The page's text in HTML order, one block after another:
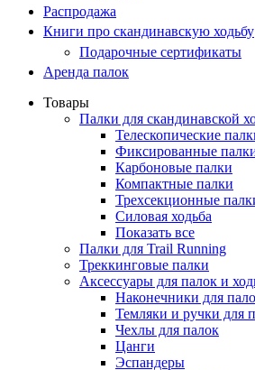
Распродажа
Книги про скандинавскую ходьбу
Подарочные сертификаты
Аренда палок
Товары
Палки для скандинавской
Телескопические
Фиксированные
Карбоновые палки
Компактные палки
Трехсекционные
Силовая ходьба
Показать все
Палки для Trail Running
Треккинговые палки
Аксессуары для палок и
Наконечники для
Темляки и ручки для
Чехлы для палок
Цанги
Эспандеры